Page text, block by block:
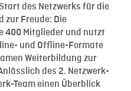
des Netzwerks für die
zur Freude: Die
400 Mitglieder und nutzt
und Offline-Formate
Weiterbildung zur
des 2. Netzwerk-
Team einen Überblick